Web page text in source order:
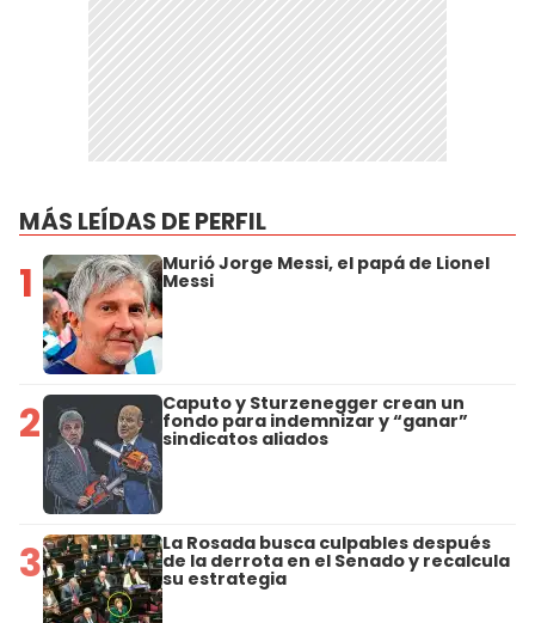
MÁS LEÍDAS DE PERFIL
1 Murió Jorge Messi, el papá de Lionel
Messi
2 Caputo y Sturzenegger crean un
fondo para indemnizar y “ganar”
sindicatos aliados
3 La Rosada busca culpables después
de la derrota en el Senado y recalcula
su estrategia